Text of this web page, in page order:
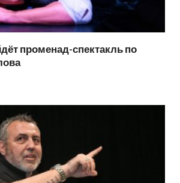
променад-спектакль по